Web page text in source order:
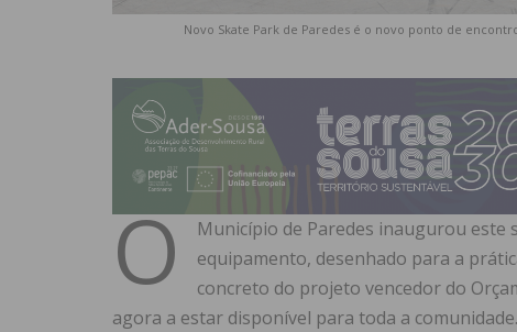
Novo Skate Park de Paredes é o novo ponto de
O
Município de Paredes inaugurou este
equipamento, desenhado para a
concreto do projeto vencedor do
agora a estar disponível para toda a comunidade.